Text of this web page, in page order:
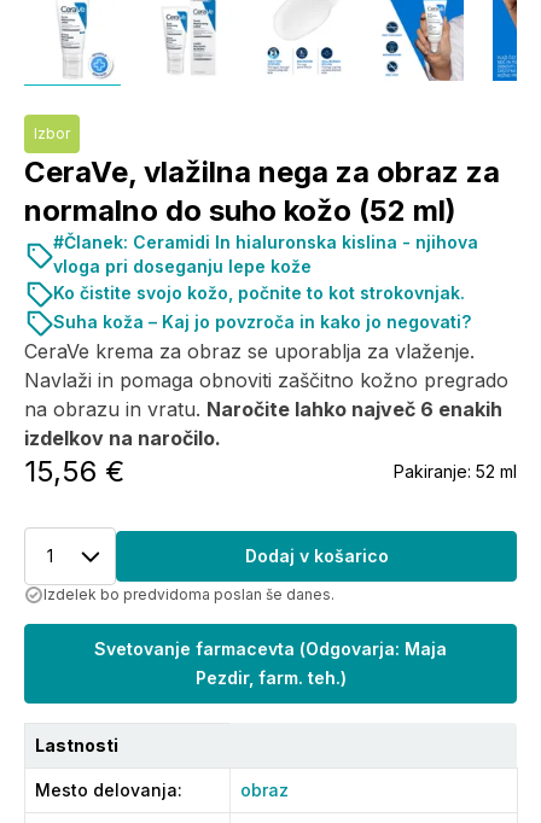
Izbor
CeraVe, vlažilna nega za obraz za
normalno do suho kožo (52 ml)
CeraVe krema za obraz se uporablja za vlaženje.
Navlaži in pomaga obnoviti zaščitno kožno pregrado
na obrazu in vratu. Naročite lahko največ 6 enakih
izdelkov na naročilo.
15,56 € Pakiranje: 52 ml
#Članek: Ceramidi In hialuronska kislina - njihova
vloga pri doseganju lepe kože
Ko čistite svojo kožo, počnite to kot strokovnjak.
Suha koža – Kaj jo povzroča in kako jo negovati?
1 Dodaj v košarico
Izdelek bo predvidoma poslan še danes.
Svetovanje farmacevta (Odgovarja: Maja
Pezdir, farm. teh.)
Lastnosti
Mesto delovanja: obraz